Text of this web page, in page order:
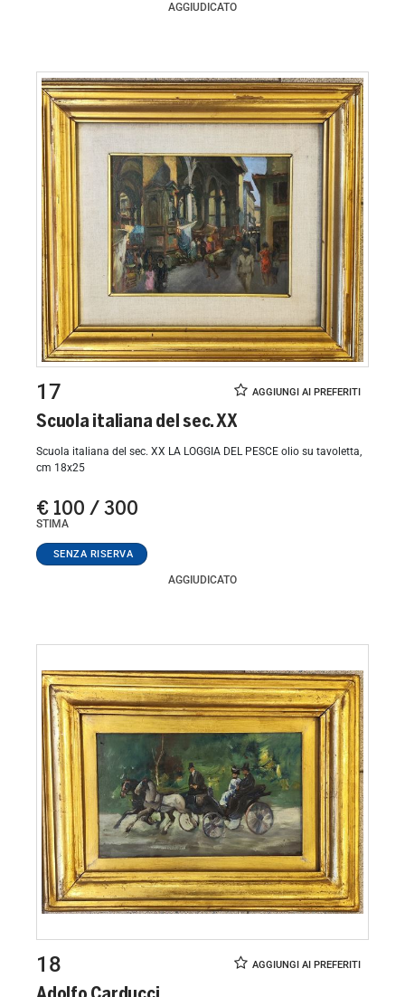
AGGIUDICATO
17
Scuola italiana del sec. XX
Scuola italiana del sec. XX LA LOGGIA DEL PESCE olio su tavoletta,
cm 18x25
€ 100 / 300
STIMA
AGGIUDICATO
18